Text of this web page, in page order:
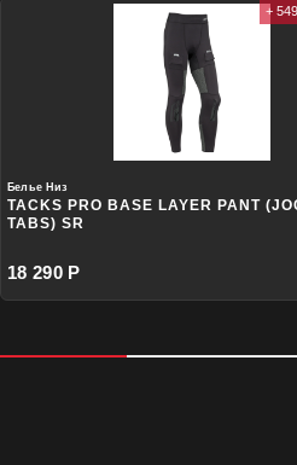
+
Белье Низ
TACKS PRO BASE LAYER PANT
TABS) SR
18 290 Р